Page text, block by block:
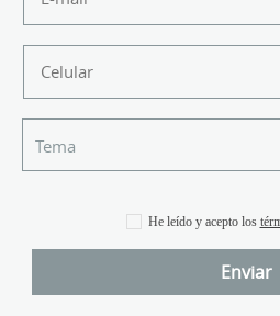
He leído y acepto los